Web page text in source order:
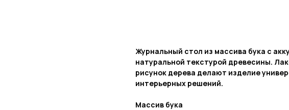
Журнальный стол из массива бука с
натуральной текстурой древесины.
рисунок дерева делают изделие
интерьерных решений.
Массив бука